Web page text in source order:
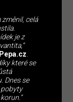
celá
je z
které se
Dnes se
pobyty